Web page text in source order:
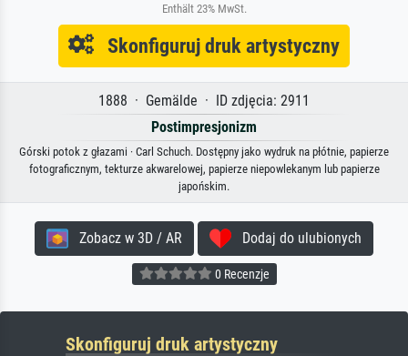
Enthält 23% MwSt.
Skonfiguruj druk artystyczny
1888 · Gemälde · ID zdjęcia: 2911
Postimpresjonizm
Górski potok z głazami · Carl Schuch. Dostępny jako wydruk na płótnie, papierze
fotograficznym, tekturze akwarelowej, papierze niepowlekanym lub papierze
japońskim.
Zobacz w 3D / AR Dodaj do ulubionych
0 Recenzje
Skonfiguruj druk artystyczny